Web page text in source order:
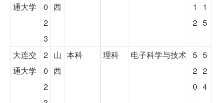
通大学
0
2
3
西
1
2
1
5
大连交
通大学
2
0
2
山
西
本科 理科 电子科学与技术 5
2
0
5
2
4